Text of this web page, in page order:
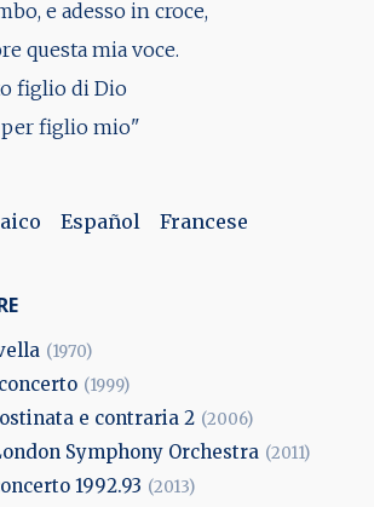
e adesso in croce,
questa mia voce.
figlio di Dio
per figlio mio"
Español Francese
(1970)
(1999)
e contraria 2 (2006)
Symphony Orchestra (2011)
1992.93 (2013)